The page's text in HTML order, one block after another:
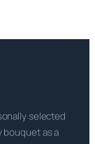
selected
bouquet as a